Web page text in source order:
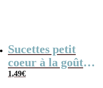
Sucettes petit
coeur à la goût
cerise x5
1,49€